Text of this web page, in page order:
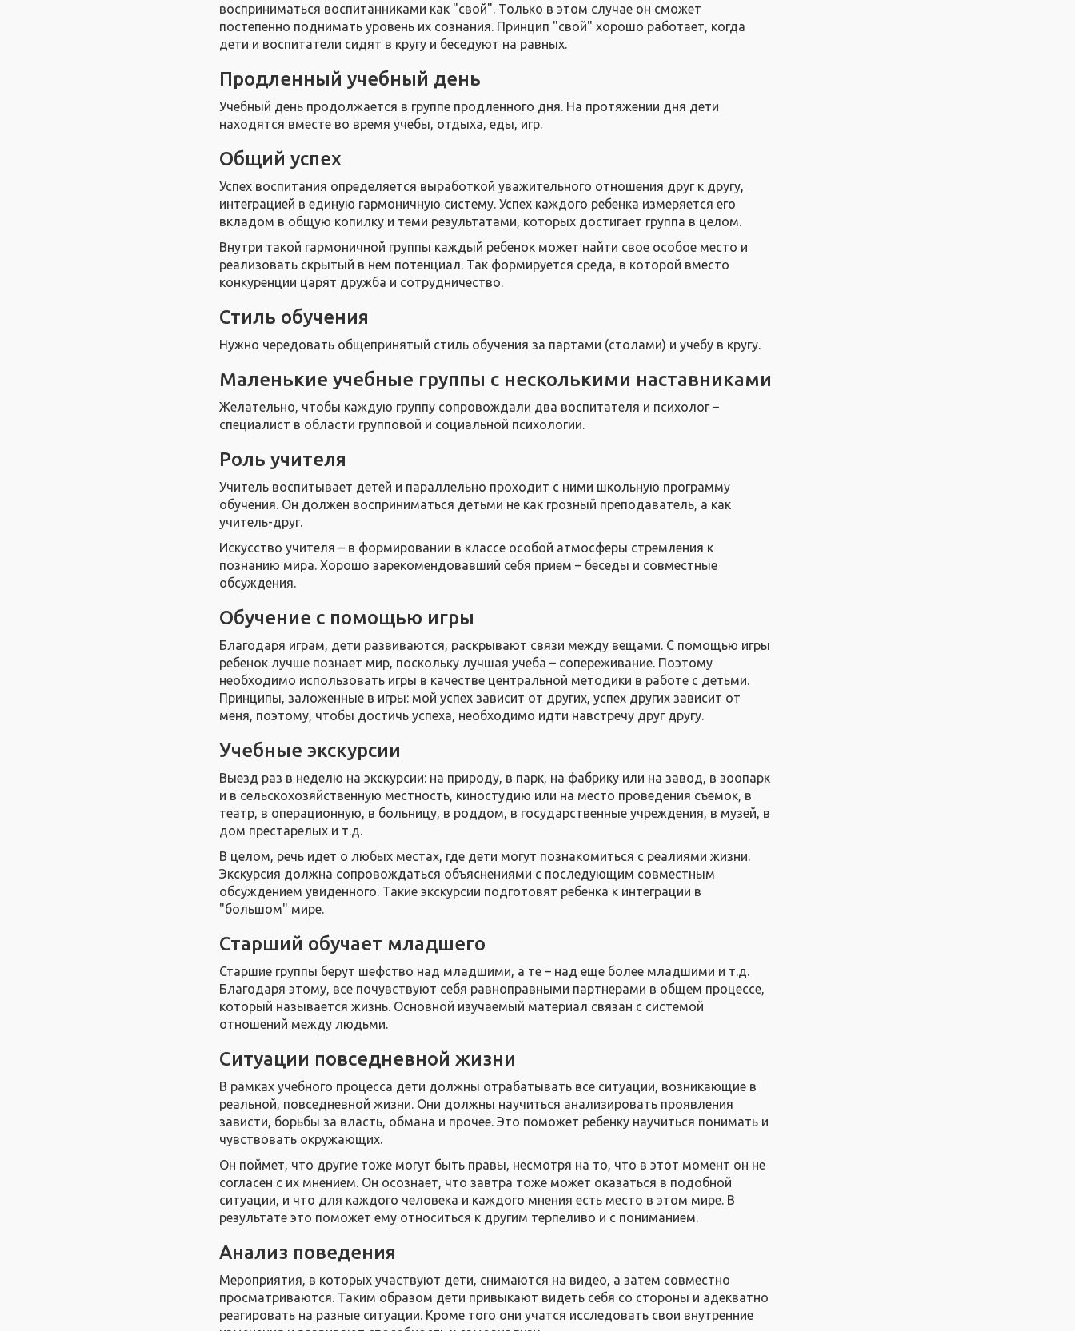
восприниматься воспитанниками как "свой". Только в этом случае он сможет
постепенно поднимать уровень их сознания. Принцип "свой" хорошо работает, когда
дети и воспитатели сидят в кругу и беседуют на равных.
Продленный учебный день
Учебный день продолжается в группе продленного дня. На протяжении дня дети
находятся вместе во время учебы, отдыха, еды, игр.
Общий успех
Успех воспитания определяется выработкой уважительного отношения друг к другу,
интеграцией в единую гармоничную систему. Успех каждого ребенка измеряется его
вкладом в общую копилку и теми результатами, которых достигает группа в целом.
Внутри такой гармоничной группы каждый ребенок может найти свое особое место и
реализовать скрытый в нем потенциал. Так формируется среда, в которой вместо
конкуренции царят дружба и сотрудничество.
Стиль обучения
Нужно чередовать общепринятый стиль обучения за партами (столами) и учебу в кругу.
Маленькие учебные группы с несколькими наставниками
Желательно, чтобы каждую группу сопровождали два воспитателя и психолог –
специалист в области групповой и социальной психологии.
Роль учителя
Учитель воспитывает детей и параллельно проходит с ними школьную программу
обучения. Он должен восприниматься детьми не как грозный преподаватель, а как
учитель-друг.
Искусство учителя – в формировании в классе особой атмосферы стремления к
познанию мира. Хорошо зарекомендовавший себя прием – беседы и совместные
обсуждения.
Обучение с помощью игры
Благодаря играм, дети развиваются, раскрывают связи между вещами. С помощью игры
ребенок лучше познает мир, поскольку лучшая учеба – сопереживание. Поэтому
необходимо использовать игры в качестве центральной методики в работе с детьми.
Принципы, заложенные в игры: мой успех зависит от других, успех других зависит от
меня, поэтому, чтобы достичь успеха, необходимо идти навстречу друг другу.
Учебные экскурсии
Выезд раз в неделю на экскурсии: на природу, в парк, на фабрику или на завод, в зоопарк
и в сельскохозяйственную местность, киностудию или на место проведения съемок, в
театр, в операционную, в больницу, в роддом, в государственные учреждения, в музей, в
дом престарелых и т.д.
В целом, речь идет о любых местах, где дети могут познакомиться с реалиями жизни.
Экскурсия должна сопровождаться объяснениями с последующим совместным
обсуждением увиденного. Такие экскурсии подготовят ребенка к интеграции в
"большом" мире.
Старший обучает младшего
Старшие группы берут шефство над младшими, а те – над еще более младшими и т.д.
Благодаря этому, все почувствуют себя равноправными партнерами в общем процессе,
который называется жизнь. Основной изучаемый материал связан с системой
отношений между людьми.
Ситуации повседневной жизни
В рамках учебного процесса дети должны отрабатывать все ситуации, возникающие в
реальной, повседневной жизни. Они должны научиться анализировать проявления
зависти, борьбы за власть, обмана и прочее. Это поможет ребенку научиться понимать и
чувствовать окружающих.
Он поймет, что другие тоже могут быть правы, несмотря на то, что в этот момент он не
согласен с их мнением. Он осознает, что завтра тоже может оказаться в подобной
ситуации, и что для каждого человека и каждого мнения есть место в этом мире. В
результате это поможет ему относиться к другим терпеливо и с пониманием.
Анализ поведения
Мероприятия, в которых участвуют дети, снимаются на видео, а затем совместно
просматриваются. Таким образом дети привыкают видеть себя со стороны и адекватно
реагировать на разные ситуации. Кроме того они учатся исследовать свои внутренние